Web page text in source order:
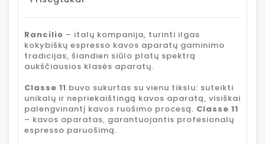
Rancilio – italų kompanija, turinti ilgas
kokybiškų espresso kavos aparatų gaminimo
tradicijas, šiandien siūlo platų spektrą
aukščiausios klasės aparatų.
Classe 11 buvo sukurtas su vienu tikslu: suteikti
unikalų ir nepriekaištingą kavos aparatą, visiškai
palengvinantį kavos ruošimo procesą. Classe 11
– kavos aparatas, garantuojantis profesionalų
espresso paruošimą.